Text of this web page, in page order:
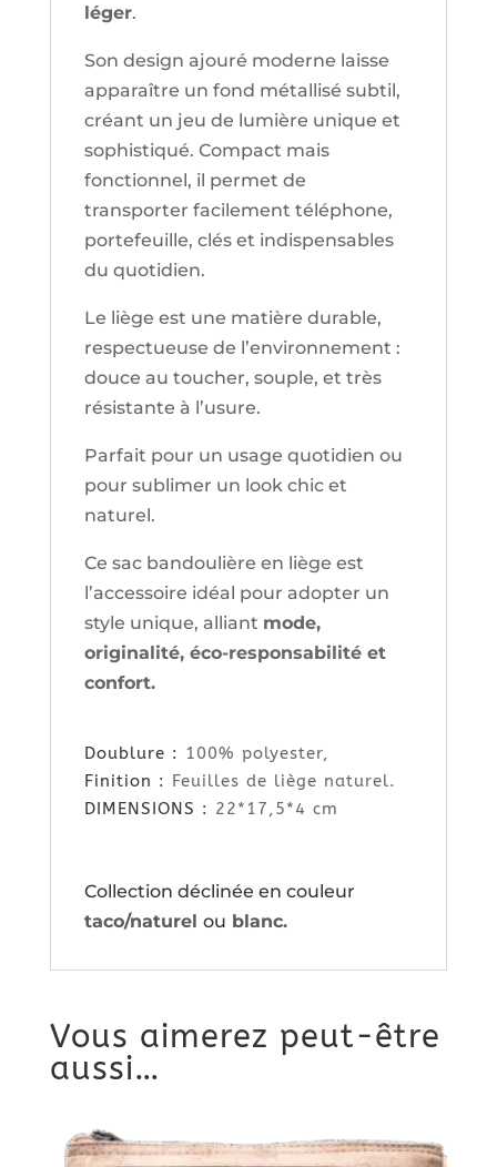
léger.
Son design ajouré moderne laisse
apparaître un fond métallisé subtil,
créant un jeu de lumière unique et
sophistiqué. Compact mais
fonctionnel, il permet de
transporter facilement téléphone,
portefeuille, clés et indispensables
du quotidien.
Le liège est une matière durable,
respectueuse de l’environnement :
douce au toucher, souple, et très
résistante à l’usure.
Parfait pour un usage quotidien ou
pour sublimer un look chic et
naturel.
Ce sac bandoulière en liège est
l’accessoire idéal pour adopter un
style unique, alliant mode,
originalité, éco-responsabilité et
confort.
Doublure : 100% polyester,
Finition : Feuilles de liège naturel.
DIMENSIONS : 22*17,5*4 cm
Collection déclinée en couleur
taco/naturel ou blanc.
Vous aimerez peut-être
aussi…